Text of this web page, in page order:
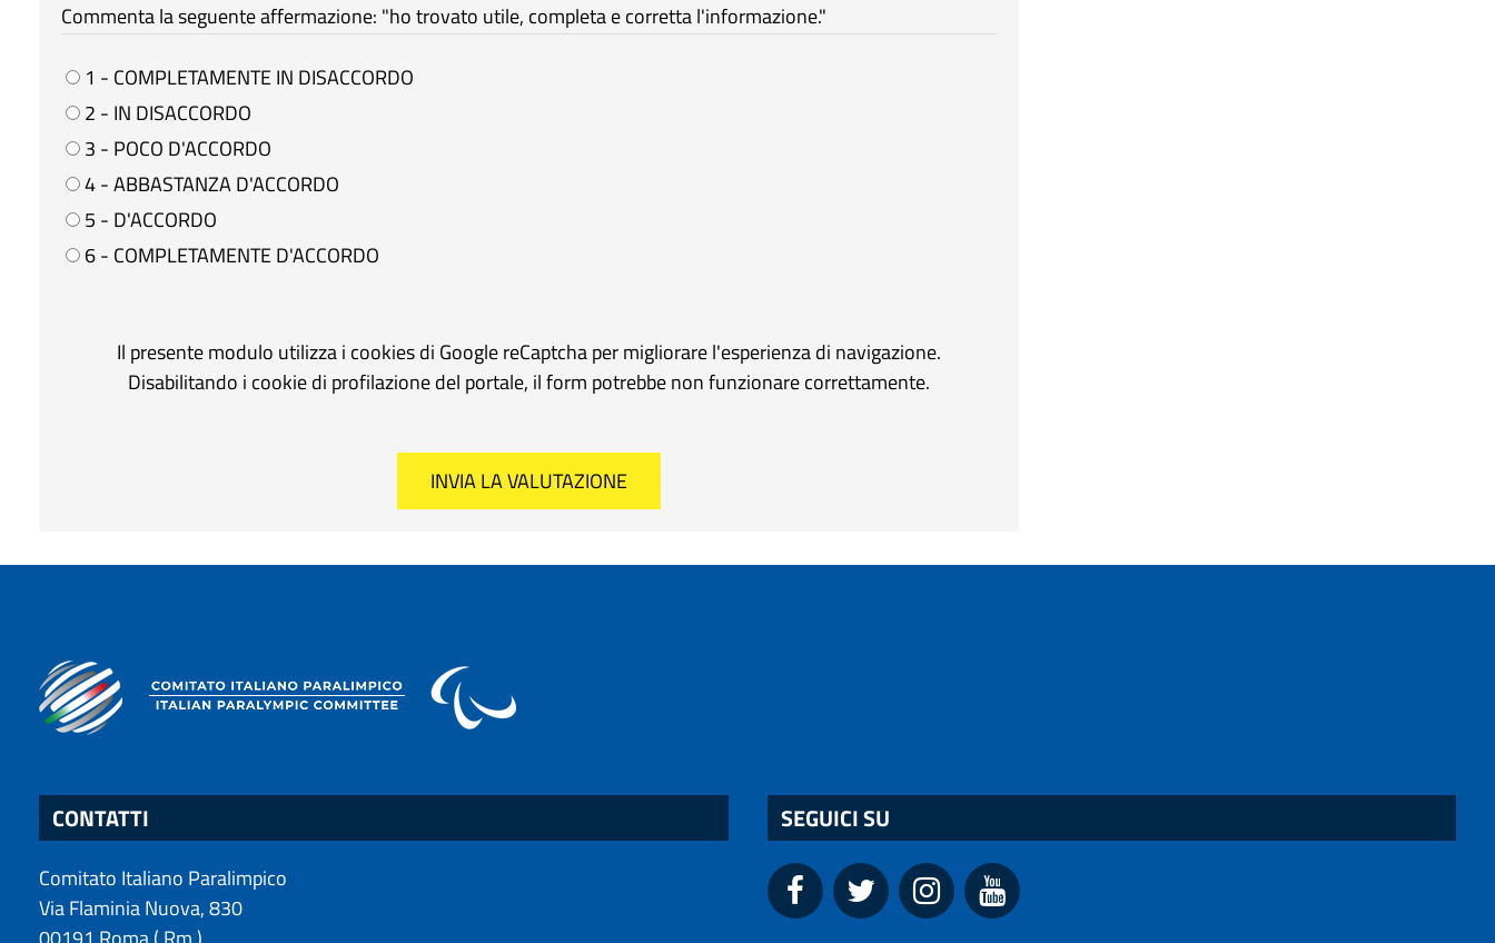
Commenta la seguente affermazione: "ho trovato utile, completa e corretta l'informazione."
1 - COMPLETAMENTE IN DISACCORDO
2 - IN DISACCORDO
3 - POCO D'ACCORDO
4 - ABBASTANZA D'ACCORDO
5 - D'ACCORDO
6 - COMPLETAMENTE D'ACCORDO
Il presente modulo utilizza i cookies di Google reCaptcha per migliorare l'esperienza di navigazione.
Disabilitando i cookie di profilazione del portale, il form potrebbe non funzionare correttamente.
CONTATTI
Comitato Italiano Paralimpico
Via Flaminia Nuova, 830
SEGUICI SU